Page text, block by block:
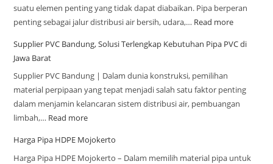
suatu elemen penting yang tidak dapat diabaikan. Pipa berperan
penting sebagai jalur distribusi air bersih, udara,… Read more
Supplier PVC Bandung, Solusi Terlengkap Kebutuhan Pipa PVC di
Jawa Barat
Supplier PVC Bandung | Dalam dunia konstruksi, pemilihan
material perpipaan yang tepat menjadi salah satu faktor penting
dalam menjamin kelancaran sistem distribusi air, pembuangan
limbah,… Read more
Harga Pipa HDPE Mojokerto
Harga Pipa HDPE Mojokerto – Dalam memilih material pipa untuk